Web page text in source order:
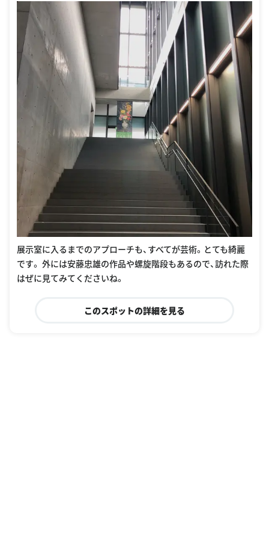
展示室に入るまでのアプローチも、すべてが芸術。とても綺麗
です。 外には安藤忠雄の作品や螺旋階段もあるので、訪れた際
はぜに見てみてくださいね。
このスポットの詳細を見る